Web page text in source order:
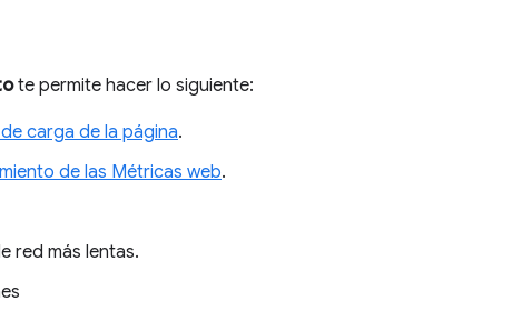
te permite hacer lo siguiente:
carga de la página.
de las Métricas web.
red más lentas.